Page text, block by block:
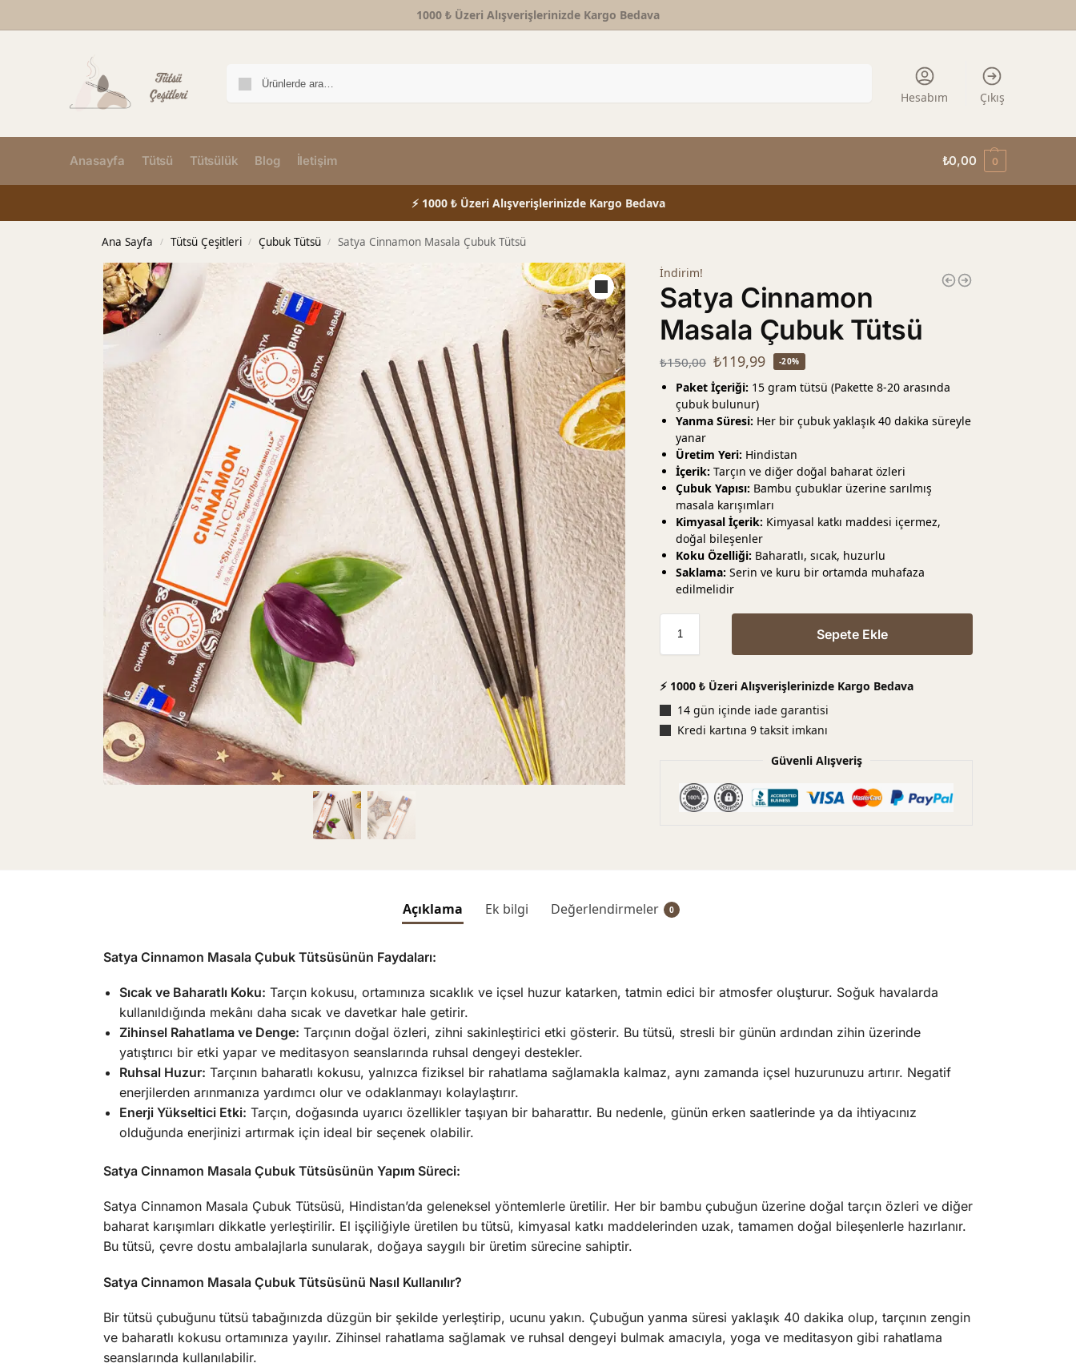
1000 ₺ Üzeri Alışverişlerinizde Kargo Bedava
Hesabım Çıkış
Anasayfa Tütsü Tütsülük Blog İletişim ₺0,00 0
⚡ 1000 ₺ Üzeri Alışverişlerinizde Kargo Bedava
Ana Sayfa / Tütsü Çeşitleri / Çubuk Tütsü / Satya Cinnamon Masala Çubuk Tütsü
İndirim!
Satya Cinnamon
Masala Çubuk Tütsü
₺150,00 ₺119,99 -20%
Paket İçeriği: 15 gram tütsü (Pakette 8-20 arasında
çubuk bulunur)
Yanma Süresi: Her bir çubuk yaklaşık 40 dakika süreyle
yanar
Üretim Yeri: Hindistan
İçerik: Tarçın ve diğer doğal baharat özleri
Çubuk Yapısı: Bambu çubuklar üzerine sarılmış
masala karışımları
Kimyasal İçerik: Kimyasal katkı maddesi içermez,
doğal bileşenler
Koku Özelliği: Baharatlı, sıcak, huzurlu
Saklama: Serin ve kuru bir ortamda muhafaza
edilmelidir
Sepete Ekle
⚡ 1000 ₺ Üzeri Alışverişlerinizde Kargo Bedava
14 gün içinde iade garantisi
Kredi kartına 9 taksit imkanı
Güvenli Alışveriş
Açıklama Ek bilgi Değerlendirmeler 0
Satya Cinnamon Masala Çubuk Tütsüsünün Faydaları:
Sıcak ve Baharatlı Koku: Tarçın kokusu, ortamınıza sıcaklık ve içsel huzur katarken, tatmin edici bir atmosfer oluşturur. Soğuk havalarda
kullanıldığında mekânı daha sıcak ve davetkar hale getirir.
Zihinsel Rahatlama ve Denge: Tarçının doğal özleri, zihni sakinleştirici etki gösterir. Bu tütsü, stresli bir günün ardından zihin üzerinde
yatıştırıcı bir etki yapar ve meditasyon seanslarında ruhsal dengeyi destekler.
Ruhsal Huzur: Tarçının baharatlı kokusu, yalnızca fiziksel bir rahatlama sağlamakla kalmaz, aynı zamanda içsel huzurunuzu artırır. Negatif
enerjilerden arınmanıza yardımcı olur ve odaklanmayı kolaylaştırır.
Enerji Yükseltici Etki: Tarçın, doğasında uyarıcı özellikler taşıyan bir baharattır. Bu nedenle, günün erken saatlerinde ya da ihtiyacınız
olduğunda enerjinizi artırmak için ideal bir seçenek olabilir.
Satya Cinnamon Masala Çubuk Tütsüsünün Yapım Süreci:
Satya Cinnamon Masala Çubuk Tütsüsü, Hindistan’da geleneksel yöntemlerle üretilir. Her bir bambu çubuğun üzerine doğal tarçın özleri ve diğer
baharat karışımları dikkatle yerleştirilir. El işçiliğiyle üretilen bu tütsü, kimyasal katkı maddelerinden uzak, tamamen doğal bileşenlerle hazırlanır.
Bu tütsü, çevre dostu ambalajlarla sunularak, doğaya saygılı bir üretim sürecine sahiptir.
Satya Cinnamon Masala Çubuk Tütsüsünü Nasıl Kullanılır?
Bir tütsü çubuğunu tütsü tabağınızda düzgün bir şekilde yerleştirip, ucunu yakın. Çubuğun yanma süresi yaklaşık 40 dakika olup, tarçının zengin
ve baharatlı kokusu ortamınıza yayılır. Zihinsel rahatlama sağlamak ve ruhsal dengeyi bulmak amacıyla, yoga ve meditasyon gibi rahatlama
seanslarında kullanılabilir.